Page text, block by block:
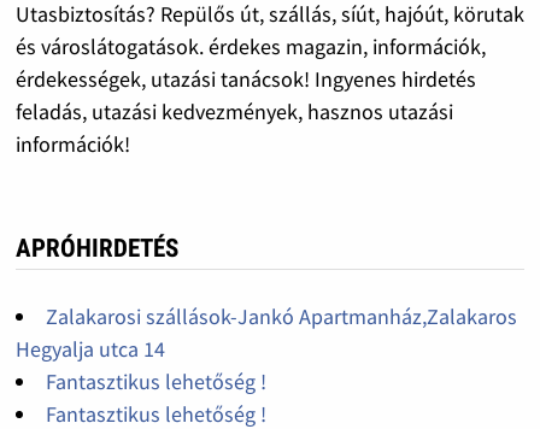
Utasbiztosítás? Repülős út, szállás, síút, hajóút, körutak
és városlátogatások. érdekes magazin, információk,
érdekességek, utazási tanácsok! Ingyenes hirdetés
feladás, utazási kedvezmények, hasznos utazási
információk!
APRÓHIRDETÉS
Zalakarosi szállások-Jankó Apartmanház,Zalakaros
Hegyalja utca 14
Fantasztikus lehetőség !
Fantasztikus lehetőség !